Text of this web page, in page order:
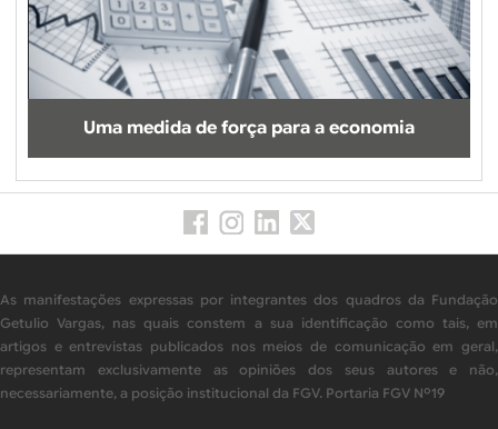
Uma medida de força para a economia
As manifestações expressas por integrantes dos quadros da Fundação
Getulio Vargas, nas quais constem a sua identificação como tais, em
artigos e entrevistas publicados nos meios de comunicação em geral,
representam exclusivamente as opiniões dos seus autores e não,
necessariamente, a posição institucional da FGV. Portaria FGV Nº19